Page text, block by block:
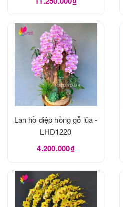
Lan hồ điệp hồng gỗ lũa -
LHD1220
4.200.000₫